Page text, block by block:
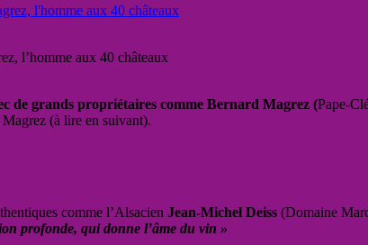
l’homme aux 40 châteaux
de grands propriétaires comme Bernard Magrez (Pape-
(à lire en suivant).
comme l’Alsacien Jean-Michel Deiss (Domaine
profonde, qui donne l’âme du vin »